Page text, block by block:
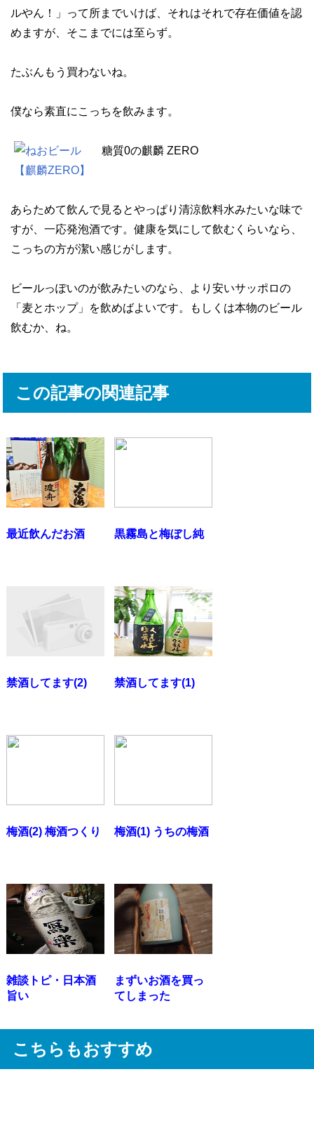
ルやん！」って所までいけば、それはそれで存在価値を認
めますが、そこまでには至らず。
たぶんもう買わないね。
僕なら素直にこっちを飲みます。
糖質0の麒麟 ZERO
あらためて飲んで見るとやっぱり清涼飲料水みたいな味で
すが、一応発泡酒です。健康を気にして飲むくらいなら、
こっちの方が潔い感じがします。
ビールっぽいのが飲みたいのなら、より安いサッポロの
「麦とホップ」を飲めばよいです。もしくは本物のビール
飲むか、ね。
この記事の関連記事
最近飲んだお酒 黒霧島と梅ぼし純
禁酒してます(2) 禁酒してます(1)
梅酒(2) 梅酒つくり 梅酒(1) うちの梅酒
雑談トピ・日本酒
旨い
まずいお酒を買っ
てしまった
こちらもおすすめ